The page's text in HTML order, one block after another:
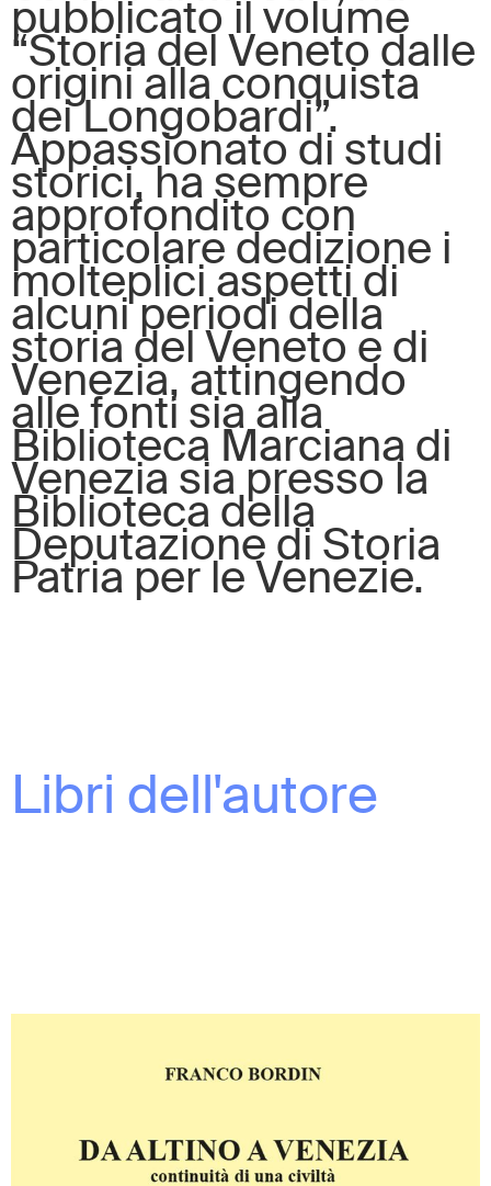
pubblicato il volume
“Storia del Veneto dalle
origini alla conquista
dei Longobardi”.
Appassionato di studi
storici, ha sempre
approfondito con
particolare dedizione i
molteplici aspetti di
alcuni periodi della
storia del Veneto e di
Venezia, attingendo
alle fonti sia alla
Biblioteca Marciana di
Venezia sia presso la
Biblioteca della
Deputazione di Storia
Patria per le Venezie.
Libri dell'autore